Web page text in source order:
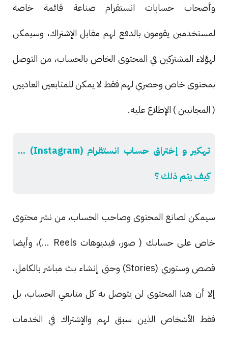
وأصحاب حسابات انستقرام صناعة قائمة خاصة
لمستخدمين يقومون بالدفع لهم مقابل الإشتراك، وسيمكن
لهؤلاء المشتركين في المحتوى الخاص بالحساب، من التوصل
بمحتوى خاص وحصري لهم فقط لا يمكن للمتابعين العاديين
( المجانيين ) الإطلاع عليه.
تهكير و إختراق حساب انستقرام (Instagram) ...
كيف يتم ذلك ؟
سيمكن لصانع المحتوى وصاحب الحساب، من نشر محتوى
خاص على حسابك ( صور، فيديوهات Reels ...)، وأيضا
قصص وستوري (Stories) وحتى إنشاء بث مباشر بالكامل،
إلا أن هذا المحتوى لن يتوصل به كل متابعي الحساب، بل
فقط الأشخاص الذين سبق لهم والإشتراك في الخدمات